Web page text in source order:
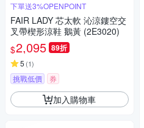
下單送3%OPENPOINT
FAIR LADY 芯太軟 沁涼鏤空交
叉帶楔形涼鞋 鵝黃 (2E3020)
$2,095 89折
5 (1)
挑戰低價 券
加入購物車